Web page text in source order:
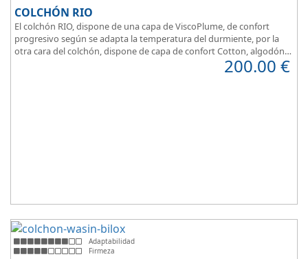
COLCHÓN RIO
El colchón RIO, dispone de una capa de ViscoPlume, de confort
progresivo según se adapta la temperatura del durmiente, por la
otra cara del colchón, dispone de capa de confort Cotton, algodón
100% que brinda una sensación de confort inmediata.200.00 €
Adaptabilidad
Firmeza